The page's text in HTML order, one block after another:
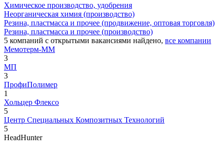
Химическое производство, удобрения
Неорганическая химия (производство)
Резина, пластмасса и прочее (продвижение, оптовая торговля)
Резина, пластмасса и прочее (производство)
5 компаний с открытыми вакансиями найдено, все компании
Мемотерм-ММ
3
МП
3
ПрофиПолимер
1
Хольцер Флексо
5
Центр Специальных Композитных Технологий
5
HeadHunter